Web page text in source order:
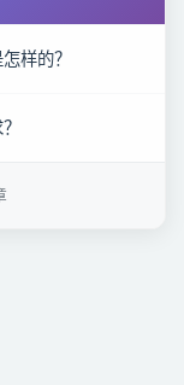
样的？